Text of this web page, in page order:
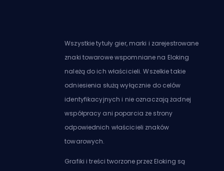
Wszystkie tytuły gier, marki i zarejestrowane
znaki towarowe wspomniane na Eloking
należą do ich właścicieli. Wszelkie takie
odniesienia służą wyłącznie do celów
identyfikacyjnych i nie oznaczają żadnej
współpracy ani poparcia ze strony
odpowiednich właścicieli znaków
towarowych.
Grafiki i treści tworzone przez Eloking są